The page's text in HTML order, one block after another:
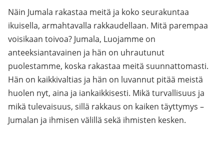
Näin Jumala rakastaa meitä ja koko seurakuntaa
ikuisella, armahtavalla rakkaudellaan. Mitä parempaa
voisikaan toivoa? Jumala, Luojamme on
anteeksiantavainen ja hän on uhrautunut
puolestamme, koska rakastaa meitä suunnattomasti.
Hän on kaikkivaltias ja hän on luvannut pitää meistä
huolen nyt, aina ja iankaikkisesti. Mikä turvallisuus ja
mikä tulevaisuus, sillä rakkaus on kaiken täyttymys –
Jumalan ja ihmisen välillä sekä ihmisten kesken.